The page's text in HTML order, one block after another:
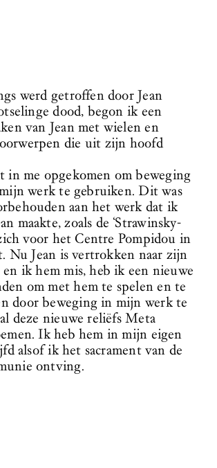
werd getroffen door Jean
dood, begon ik een
van Jean met wielen en
die uit zijn hoofd
in me opgekomen om beweging
werk te gebruiken. Dit was
aan het werk dat ik
maakte, zoals de ‘Strawinsky-
voor het Centre Pompidou in
Nu Jean is vertrokken naar zijn
ik hem mis, heb ik een nieuwe
om met hem te spelen en te
door beweging in mijn werk te
deze nieuwe reliëfs Meta
Ik heb hem in mijn eigen
alsof ik het sacrament van de
ontving.